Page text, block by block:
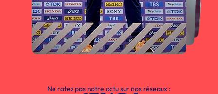
Ne ratez pas notre actu sur nos réseaux :